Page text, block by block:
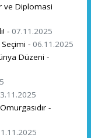
ve Diplomasi
- 07.11.2025
- 06.11.2025
Düzeni -
-